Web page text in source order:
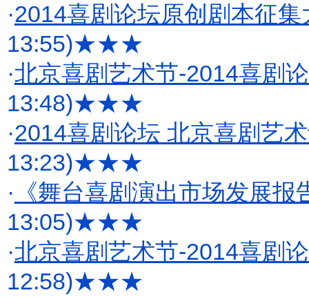
·2014喜剧论坛原创剧本征
13:55)★★★
·北京喜剧艺术节-2014喜剧
13:48)★★★
·2014喜剧论坛 北京喜剧艺
13:23)★★★
· 《舞台喜剧演出市场发展
13:05)★★★
·北京喜剧艺术节-2014喜剧
12:58)★★★